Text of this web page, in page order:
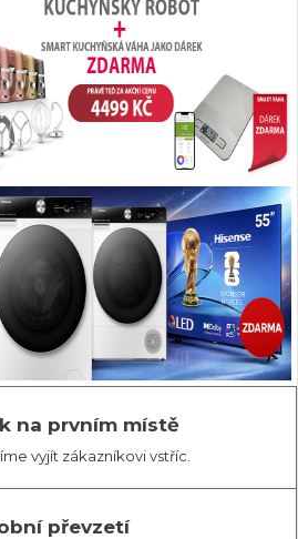
na prvním místě
vyjít zákazníkovi vstříc.
převzetí